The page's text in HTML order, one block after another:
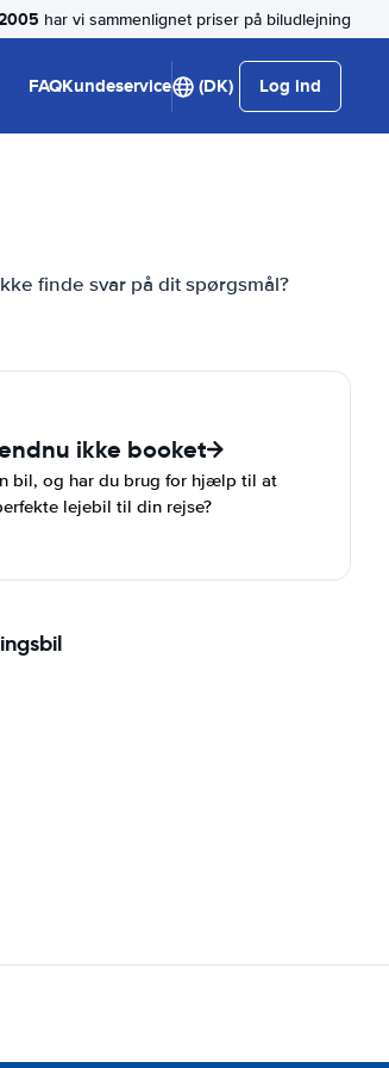
har vi sammenlignet priser på biludlejning
FAQKundeservice (DK) Log ind
finde svar på dit spørgsmål?
ikke booket
bil, og har du brug for hjælp til at
lejebil til din rejse?